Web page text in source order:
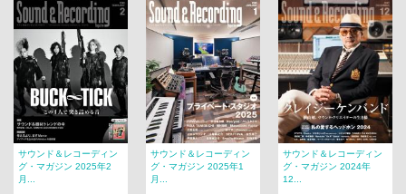
サウンド＆レコーディン
グ・マガジン 2025年2
月...
サウンド＆レコーディン
グ・マガジン 2025年1
月...
サウンド＆レコーディン
グ・マガジン 2024年
12...